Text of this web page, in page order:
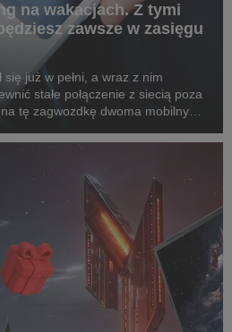
na wakacjach. Z tymi
zawsze w zasięgu
już w pełni, a wraz z nim
stałe połączenie z siecią poza
tę zagwozdkę dwoma mobilnymi
z myślą o ludziach ...